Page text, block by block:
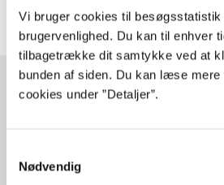
Vi bruger cookies til besøgsstatistik
brugervenlighed. Du kan til enhver
tilbagetrække dit samtykke ved at
bunden af siden. Du kan læse mere
cookies under ”Detaljer”.
Nødvendig